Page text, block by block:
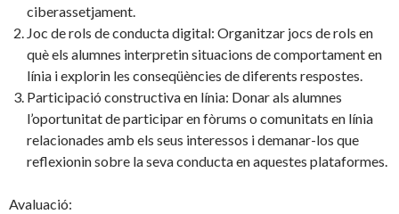
ciberassetjament.
Joc de rols de conducta digital: Organitzar jocs de rols en
què els alumnes interpretin situacions de comportament en
línia i explorin les conseqüències de diferents respostes.
Participació constructiva en línia: Donar als alumnes
l’oportunitat de participar en fòrums o comunitats en línia
relacionades amb els seus interessos i demanar-los que
reflexionin sobre la seva conducta en aquestes plataformes.
Avaluació: